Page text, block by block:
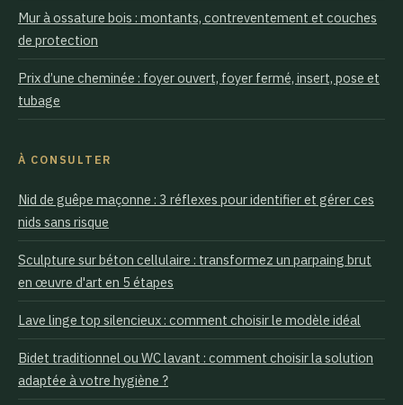
Mur à ossature bois : montants, contreventement et couches
de protection
Prix d’une cheminée : foyer ouvert, foyer fermé, insert, pose et
tubage
À CONSULTER
Nid de guêpe maçonne : 3 réflexes pour identifier et gérer ces
nids sans risque
Sculpture sur béton cellulaire : transformez un parpaing brut
en œuvre d'art en 5 étapes
Lave linge top silencieux : comment choisir le modèle idéal
Bidet traditionnel ou WC lavant : comment choisir la solution
adaptée à votre hygiène ?